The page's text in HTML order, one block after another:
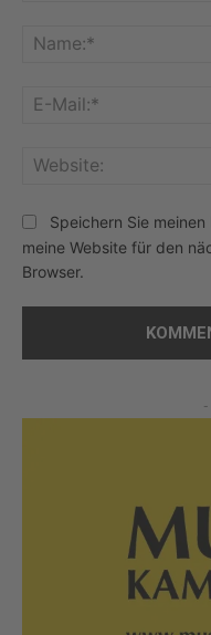
Speichern Sie
meine Website für den
Browser.
-